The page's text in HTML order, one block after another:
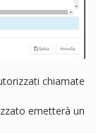
chiamate
emetterà un